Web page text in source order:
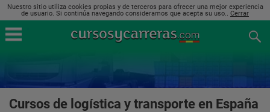
Nuestro sitio utiliza cookies propias y de terceros para ofrecer una mejor experiencia
de usuario. Si continúa navegando consideramos que acepta su uso.. Cerrar
Cursos de logística y transporte en España